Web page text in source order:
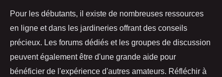
Pour les débutants, il existe de nombreuses ressources
en ligne et dans les jardineries offrant des conseils
précieux. Les forums dédiés et les groupes de discussion
peuvent également être d'une grande aide pour
bénéficier de l'expérience d'autres amateurs. Réfléchir à